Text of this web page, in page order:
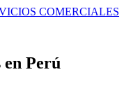
COMERCIALES
en Perú